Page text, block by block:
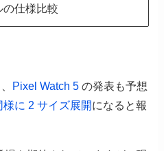
の仕様比較
Pixel Watch 5 の発表も予想
に 2 サイズ展開になると報